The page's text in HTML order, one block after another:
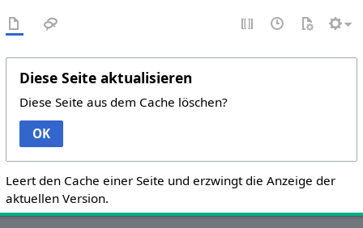
Diese Seite aktualisieren
Diese Seite aus dem Cache löschen?
OK
Leert den Cache einer Seite und erzwingt die Anzeige der
aktuellen Version.